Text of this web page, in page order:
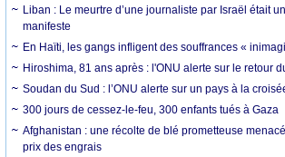
Liban : Le meurtre d’une journaliste par Israël était
manifeste
En Haïti, les gangs infligent des souffrances «
Hiroshima, 81 ans après : l'ONU alerte sur le retour
Soudan du Sud : l’ONU alerte sur un pays à la
300 jours de cessez-le-feu, 300 enfants tués à Gaza
Afghanistan : une récolte de blé prometteuse
prix des engrais